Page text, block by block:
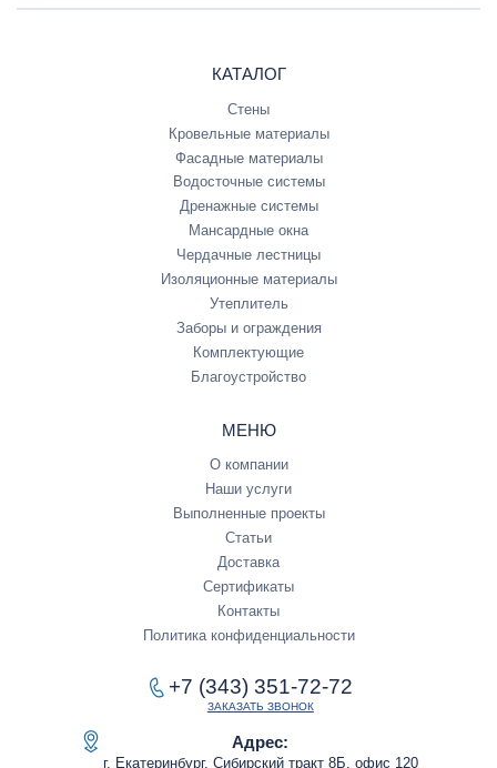
КАТАЛОГ
Стены
Кровельные материалы
Фасадные материалы
Водосточные системы
Дренажные системы
Мансардные окна
Чердачные лестницы
Изоляционные материалы
Утеплитель
Заборы и ограждения
Комплектующие
Благоустройство
МЕНЮ
О компании
Наши услуги
Выполненные проекты
Статьи
Доставка
Сертификаты
Контакты
Политика конфиденциальности
+7 (343) 351-72-72
ЗАКАЗАТЬ ЗВОНОК
Адрес:
г. Екатеринбург, Сибирский тракт 8Б, офис 120